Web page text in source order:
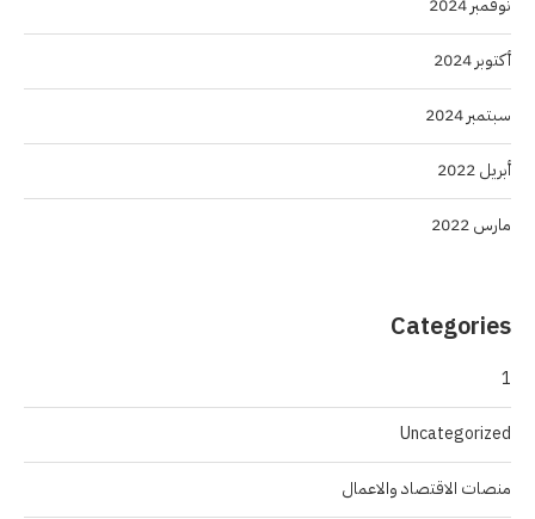
نوفمبر 2024
أكتوبر 2024
سبتمبر 2024
أبريل 2022
مارس 2022
Categories
1
Uncategorized
منصات الاقتصاد والاعمال